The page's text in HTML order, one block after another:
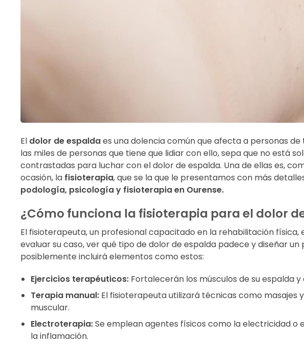
El dolor de espaldaes una dolencia común que afecta a personas de
las miles de personas que tiene que lidiar con ello, sepa que no está
contrastadas para luchar con el dolor de espalda. Una de ellas es,
ocasión, la fisioterapia, que se la que le presentamos con más
podología, psicología y fisioterapia en Ourense.
¿Cómo funciona la fisioterapia para el dolor
El fisioterapeuta, un profesional capacitado en la rehabilitación
evaluar su caso, ver qué tipo de dolor de espalda padece y diseñar
posiblemente incluirá elementos como estos:
Ejercicios terapéuticos: Fortalecerán los músculos de su espalda
Terapia manual: El fisioterapeuta utilizará técnicas como masajes
muscular.
Electroterapia:Se emplean agentes físicos como la electricidad
la inflamación.